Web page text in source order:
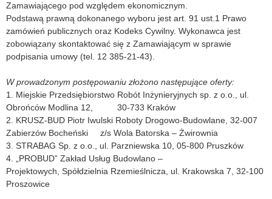
Zamawiającego pod względem ekonomicznym.
Podstawą prawną dokonanego wyboru jest art. 91 ust.1 Prawo
zamówień publicznych oraz Kodeks Cywilny. Wykonawca jest
zobowiązany skontaktować się z Zamawiającym w sprawie
podpisania umowy (tel. 12 385-21-43).
W prowadzonym postępowaniu złożono następujące oferty:
1. Miejskie Przedsiębiorstwo Robót Inżynieryjnych sp. z o.o., ul.
Obrońców Modlina 12, 30-733 Kraków
2. KRUSZ-BUD Piotr Iwulski Roboty Drogowo-Budowlane, 32-007
Zabierzów Bocheński z/s Wola Batorska – Żwirownia
3. STRABAG Sp. z o.o., ul. Parzniewska 10, 05-800 Pruszków
4. „PROBUD” Zakład Usług Budowlano –
Projektowych, Spółdzielnia Rzemieślnicza, ul. Krakowska 7, 32-100
Proszowice